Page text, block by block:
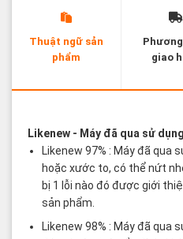
Thuật ngữ sản
phẩm
giao
Likenew- Máy đã qua sử dụng
Likenew 97% : Máy đã qua
hoặc xước to, có thể nứt
bị 1 lỗi nào đó được giới
sản phẩm.
Likenew 98% : Máy đã qua